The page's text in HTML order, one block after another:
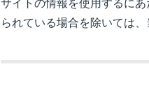
サイトの情報を使用するに
られている場合を除いては